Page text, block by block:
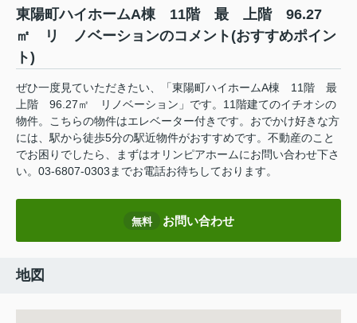
東陽町ハイホームA棟 11階 最 上階 96.27
㎡ リ ノベーションのコメント(おすすめポイン
ト)
ぜひ一度見ていただきたい、「東陽町ハイホームA棟 11階 最
上階 96.27㎡ リノベーション」です。11階建てのイチオシの
物件。こちらの物件はエレベーター付きです。おでかけ好きな方
には、駅から徒歩5分の駅近物件がおすすめです。不動産のこと
でお困りでしたら、まずはオリンピアホームにお問い合わせ下さ
い。03-6807-0303までお電話お待ちしております。
無料 お問い合わせ
地図